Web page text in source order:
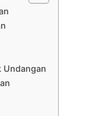
Undangan